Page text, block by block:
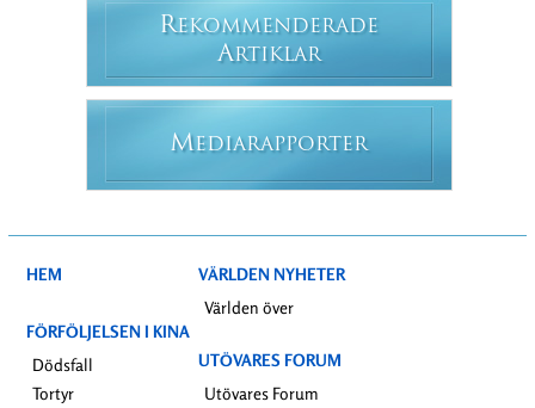
REKOMMENDERADE
ARTIKLAR
MEDIARAPPORTER
HEM
FÖRFÖLJELSEN I KINA
Dödsfall
Tortyr
VÄRLDEN NYHETER
Världen över
UTÖVARES FORUM
Utövares Forum